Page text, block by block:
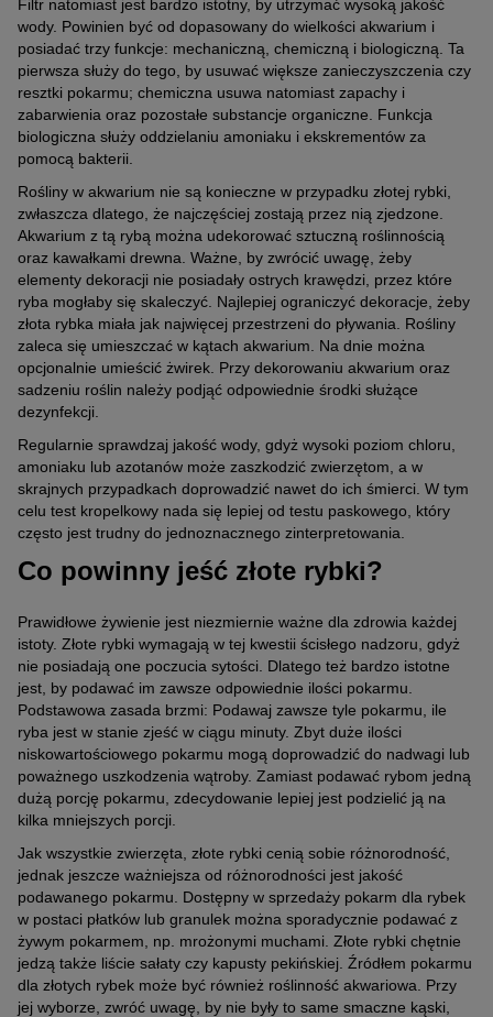
Filtr natomiast jest bardzo istotny, by utrzymać wysoką jakość
wody. Powinien być od dopasowany do wielkości akwarium i
posiadać trzy funkcje: mechaniczną, chemiczną i biologiczną. Ta
pierwsza służy do tego, by usuwać większe zanieczyszczenia czy
resztki pokarmu; chemiczna usuwa natomiast zapachy i
zabarwienia oraz pozostałe substancje organiczne. Funkcja
biologiczna służy oddzielaniu amoniaku i ekskrementów za
pomocą bakterii.
Rośliny w akwarium nie są konieczne w przypadku złotej rybki,
zwłaszcza dlatego, że najczęściej zostają przez nią zjedzone.
Akwarium z tą rybą można udekorować sztuczną roślinnością
oraz kawałkami drewna. Ważne, by zwrócić uwagę, żeby
elementy dekoracji nie posiadały ostrych krawędzi, przez które
ryba mogłaby się skaleczyć. Najlepiej ograniczyć dekoracje, żeby
złota rybka miała jak najwięcej przestrzeni do pływania. Rośliny
zaleca się umieszczać w kątach akwarium. Na dnie można
opcjonalnie umieścić żwirek. Przy dekorowaniu akwarium oraz
sadzeniu roślin należy podjąć odpowiednie środki służące
dezynfekcji.
Regularnie sprawdzaj jakość wody, gdyż wysoki poziom chloru,
amoniaku lub azotanów może zaszkodzić zwierzętom, a w
skrajnych przypadkach doprowadzić nawet do ich śmierci. W tym
celu test kropelkowy nada się lepiej od testu paskowego, który
często jest trudny do jednoznacznego zinterpretowania.
Co powinny jeść złote rybki?
Prawidłowe żywienie jest niezmiernie ważne dla zdrowia każdej
istoty. Złote rybki wymagają w tej kwestii ścisłego nadzoru, gdyż
nie posiadają one poczucia sytości. Dlatego też bardzo istotne
jest, by podawać im zawsze odpowiednie ilości pokarmu.
Podstawowa zasada brzmi: Podawaj zawsze tyle pokarmu, ile
ryba jest w stanie zjeść w ciągu minuty. Zbyt duże ilości
niskowartościowego pokarmu mogą doprowadzić do nadwagi lub
poważnego uszkodzenia wątroby. Zamiast podawać rybom jedną
dużą porcję pokarmu, zdecydowanie lepiej jest podzielić ją na
kilka mniejszych porcji.
Jak wszystkie zwierzęta, złote rybki cenią sobie różnorodność,
jednak jeszcze ważniejsza od różnorodności jest jakość
podawanego pokarmu. Dostępny w sprzedaży pokarm dla rybek
w postaci płatków lub granulek można sporadycznie podawać z
żywym pokarmem, np. mrożonymi muchami. Złote rybki chętnie
jedzą także liście sałaty czy kapusty pekińskiej. Źródłem pokarmu
dla złotych rybek może być również roślinność akwariowa. Przy
jej wyborze, zwróć uwagę, by nie były to same smaczne kąski,